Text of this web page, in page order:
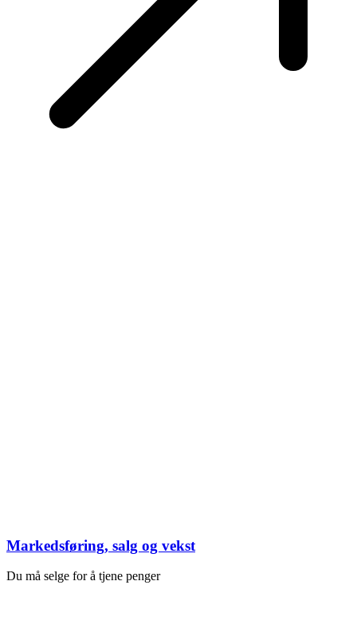
Markedsføring, salg og vekst
Du må selge for å tjene penger